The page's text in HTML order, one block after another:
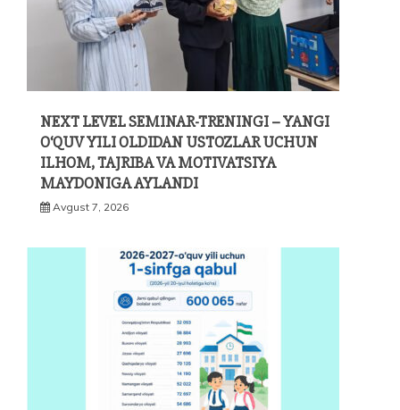
NEXT LEVEL SEMINAR-TRENINGI – YANGI
O‘QUV YILI OLDIDAN USTOZLAR UCHUN
ILHOM, TAJRIBA VA MOTIVATSIYA
MAYDONIGA AYLANDI
Avgust 7, 2026